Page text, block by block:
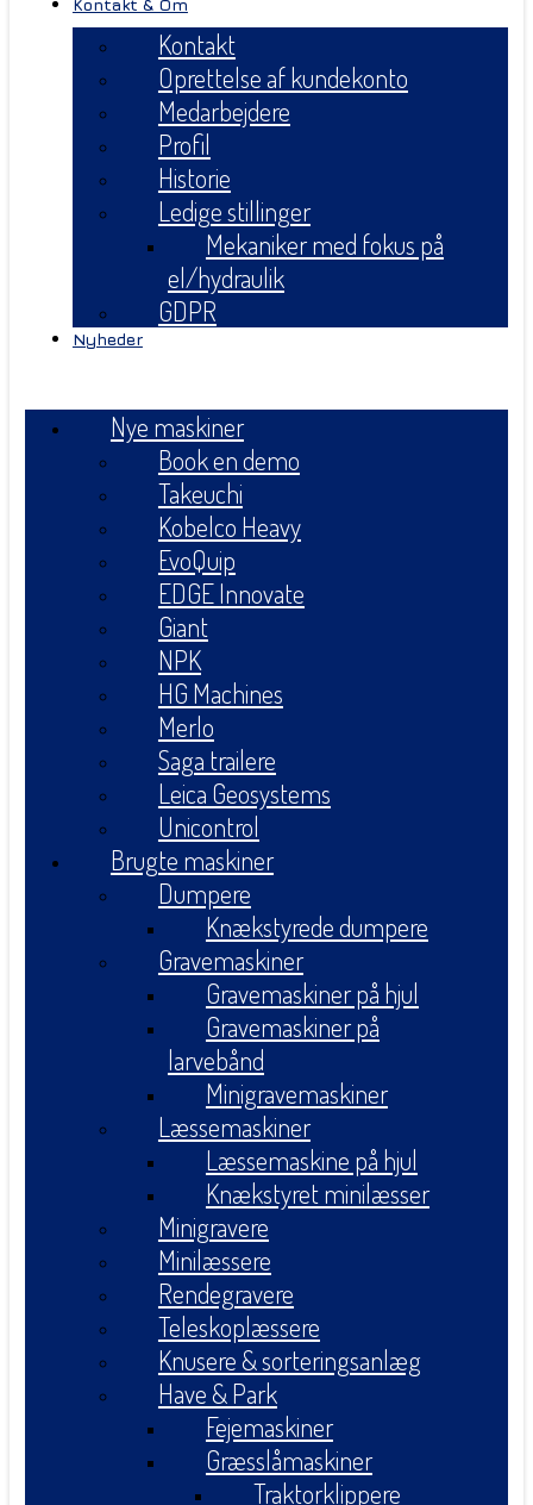
Kontakt & Om
Kontakt
Oprettelse af kundekonto
Medarbejdere
Profil
Historie
Ledige stillinger
Mekaniker med fokus på
el/hydraulik
GDPR
Nyheder
Nye maskiner
Book en demo
Takeuchi
Kobelco Heavy
EvoQuip
EDGE Innovate
Giant
NPK
HG Machines
Merlo
Saga trailere
Leica Geosystems
Unicontrol
Brugte maskiner
Dumpere
Knækstyrede dumpere
Gravemaskiner
Gravemaskiner på hjul
Gravemaskiner på
larvebånd
Minigravemaskiner
Læssemaskiner
Læssemaskine på hjul
Knækstyret minilæsser
Minigravere
Minilæssere
Rendegravere
Teleskoplæssere
Knusere & sorteringsanlæg
Have & Park
Fejemaskiner
Græsslåmaskiner
Traktorklippere